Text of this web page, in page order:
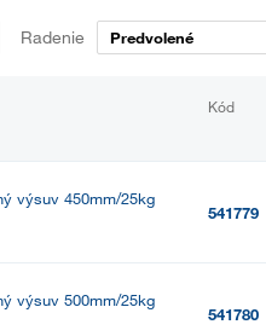
Radenie Predvolené
Kód
výsuv 450mm/25kg
541779
výsuv 500mm/25kg
541780